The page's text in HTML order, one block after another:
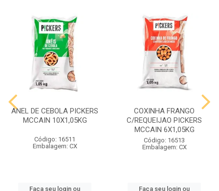
ANEL DE CEBOLA PICKERS
MCCAIN 10X1,05KG
Código: 16511
Embalagem: CX
Faça seu login ou
COXINHA FRANGO
C/REQUEIJAO PICKERS
MCCAIN 6X1,05KG
Código: 16513
Embalagem: CX
Faça seu login ou